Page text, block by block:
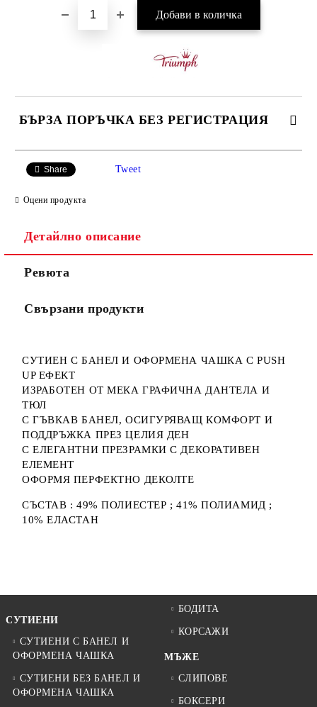
БЪРЗА ПОРЪЧКА БЕЗ РЕГИСТРАЦИЯ
Share Tweet
Оцени продукта
Детайлно описание
Ревюта
Свързани продукти
СУТИЕН С БАНЕЛ И ОФОРМЕНА ЧАШКА С PUSH
UP ЕФЕКТ
ИЗРАБОТЕН ОТ МЕКА ГРАФИЧНА ДАНТЕЛА И
ТЮЛ
С ГЪВКАВ БАНЕЛ, ОСИГУРЯВАЩ КОМФОРТ И
ПОДДРЪЖКА ПРЕЗ ЦЕЛИЯ ДЕН
С ЕЛЕГАНТНИ ПРЕЗРАМКИ С ДЕКОРАТИВЕН
ЕЛЕМЕНТ
ОФОРМЯ ПЕРФЕКТНО ДЕКОЛТЕ
СЪСТАВ : 49% ПОЛИЕСТЕР ; 41% ПОЛИАМИД ;
10% ЕЛАСТАН
СУТИЕНИ
СУТИЕНИ С БАНЕЛ И
ОФОРМЕНА ЧАШКА
СУТИЕНИ БЕЗ БАНЕЛ И
ОФОРМЕНА ЧАШКА
БОДИТА
КОРСАЖИ
МЪЖЕ
СЛИПОВЕ
БОКСЕРИ